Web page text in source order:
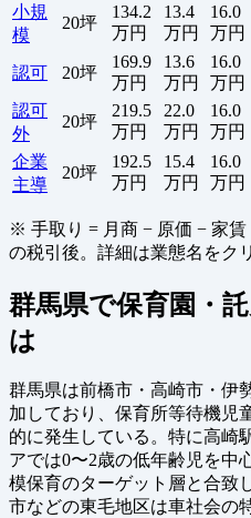
小規
模
20坪
134.2
万円
13.4
万円
16.0
万円
認可 20坪
169.9
万円
13.6
万円
16.0
万円
認可
外
20坪
219.5
万円
22.0
万円
16.0
万円
企業
主導
20坪
192.5
万円
15.4
万円
16.0
万円
※ 手取り = 月商 − 原価 − 家
の税引後。詳細は業態名をク
群馬県で保育園・
は
群馬県は前橋市・高崎市・伊
加しており、保育所等待機児
的に発生している。特に高崎
アでは0〜2歳の低年齢児を中
模保育のターゲット層と合致
市などの東毛地区は車社会の